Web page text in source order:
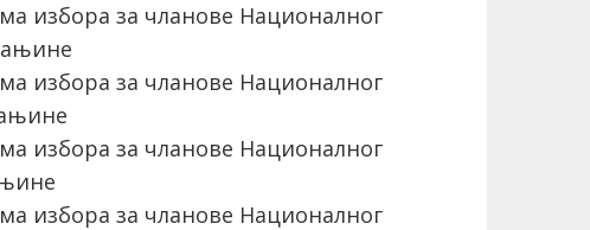
избора за чланове Националног
избора за чланове Националног
избора за чланове Националног
избора за чланове Националног